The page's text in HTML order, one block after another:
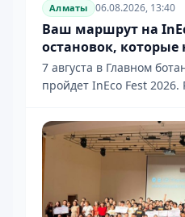
Алматы 06.08.2026, 13:40
Ваш маршрут на
остановок, которые
7 августа в Главном
пройдет InEco Fest 2026.
активности обязательно